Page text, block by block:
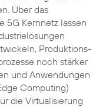
Über das
5G Kernnetz lassen
Produktions-
noch stärker
und Anwendungen
Computing)
die Virtualisierung